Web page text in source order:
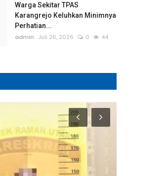
Warga Sekitar TPAS
Karangrejo Keluhkan Minimnya
Perhatian...
admin
Juli 26, 2026 0 44